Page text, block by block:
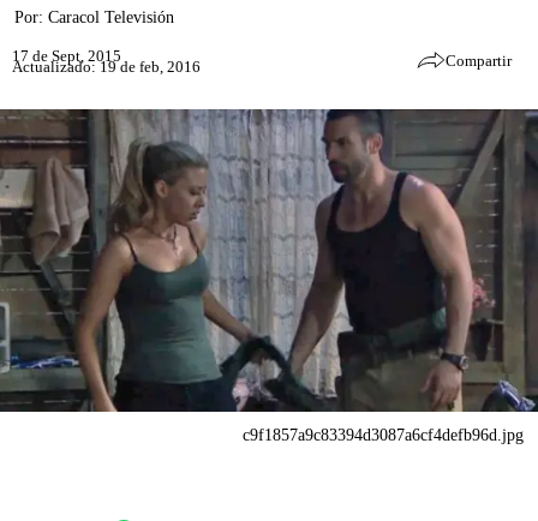
Por: Caracol Televisión
17 de Sept, 2015
Actualizado: 19 de feb, 2016 Compartir
c9f1857a9c83394d3087a6cf4defb96d.jpg